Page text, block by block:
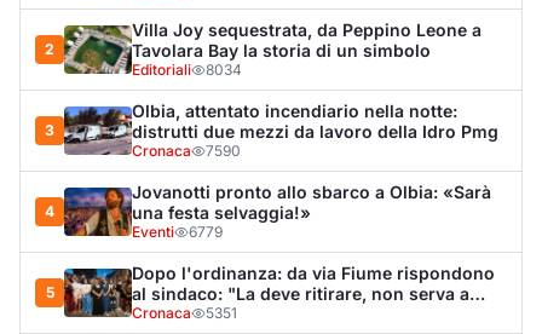
2
Villa Joy sequestrata, da Peppino Leone a
Tavolara Bay la storia di un simbolo
Editoriali 8034
3
Olbia, attentato incendiario nella notte:
distrutti due mezzi da lavoro della Idro Pmg
Cronaca 7590
4
Jovanotti pronto allo sbarco a Olbia: «Sarà
una festa selvaggia!»
Eventi 6779
5
Dopo l'ordinanza: da via Fiume rispondono
al sindaco: "La deve ritirare, non serva a
nulla"
Cronaca 5351